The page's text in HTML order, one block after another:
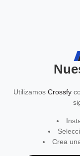
Utilizamos Crossfy
Crea